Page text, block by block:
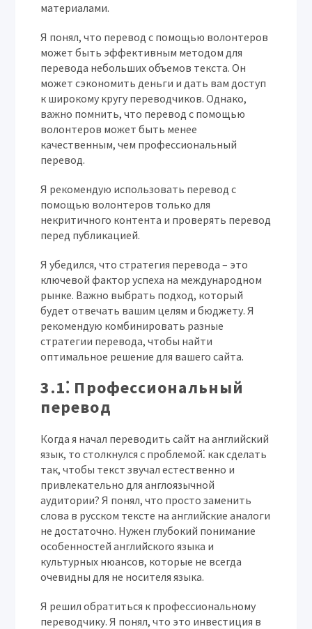
материалами.
Я понял, что перевод с помощью волонтеров
может быть эффективным методом для
перевода небольших объемов текста. Он
может сэкономить деньги и дать вам доступ
к широкому кругу переводчиков. Однако,
важно помнить, что перевод с помощью
волонтеров может быть менее
качественным, чем профессиональный
перевод.
Я рекомендую использовать перевод с
помощью волонтеров только для
некритичного контента и проверять перевод
перед публикацией.
Я убедился, что стратегия перевода – это
ключевой фактор успеха на международном
рынке. Важно выбрать подход, который
будет отвечать вашим целям и бюджету. Я
рекомендую комбинировать разные
стратегии перевода, чтобы найти
оптимальное решение для вашего сайта.
3.1⁚ Профессиональный
перевод
Когда я начал переводить сайт на английский
язык, то столкнулся с проблемой⁚ как сделать
так, чтобы текст звучал естественно и
привлекательно для англоязычной
аудитории? Я понял, что просто заменить
слова в русском тексте на английские аналоги
не достаточно. Нужен глубокий понимание
особенностей английского языка и
культурных нюансов, которые не всегда
очевидны для не носителя языка.
Я решил обратиться к профессиональному
переводчику. Я понял, что это инвестиция в